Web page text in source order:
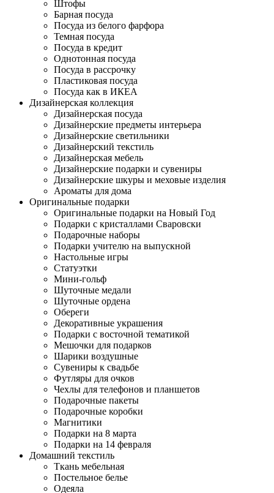
Штофы
Барная посуда
Посуда из белого фарфора
Темная посуда
Посуда в кредит
Однотонная посуда
Посуда в рассрочку
Пластиковая посуда
Посуда как в ИКЕА
Дизайнерская коллекция
Дизайнерская посуда
Дизайнерские предметы интерьера
Дизайнерские светильники
Дизайнерский текстиль
Дизайнерская мебель
Дизайнерские подарки и сувениры
Дизайнерские шкуры и меховые изделия
Ароматы для дома
Оригинальные подарки
Оригинальные подарки на Новый Год
Подарки с кристаллами Сваровски
Подарочные наборы
Подарки учителю на выпускной
Настольные игры
Статуэтки
Мини-гольф
Шуточные медали
Шуточные ордена
Обереги
Декоративные украшения
Подарки с восточной тематикой
Мешочки для подарков
Шарики воздушные
Сувениры к свадьбе
Футляры для очков
Чехлы для телефонов и планшетов
Подарочные пакеты
Подарочные коробки
Магнитики
Подарки на 8 марта
Подарки на 14 февраля
Домашний текстиль
Ткань мебельная
Постельное белье
Одеяла